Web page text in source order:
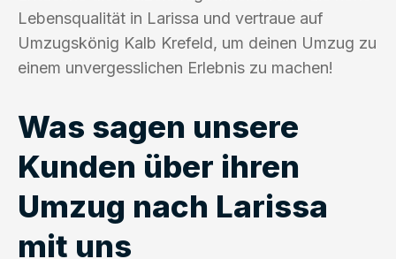
Lebensqualität in Larissa und vertraue auf
Umzugskönig Kalb Krefeld, um deinen Umzug zu
einem unvergesslichen Erlebnis zu machen!
Was sagen unsere
Kunden über ihren
Umzug nach Larissa
mit uns